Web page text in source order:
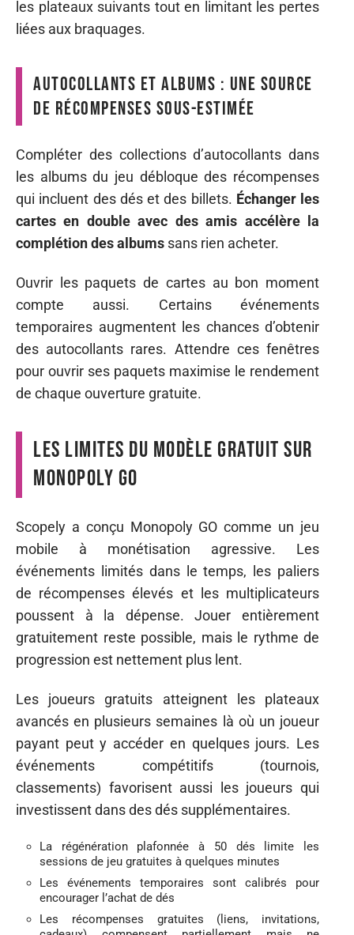
les plateaux suivants tout en limitant les pertes
liées aux braquages.
Autocollants et albums : une source
de récompenses sous-estimée
Compléter des collections d’autocollants dans
les albums du jeu débloque des récompenses
qui incluent des dés et des billets. Échanger les
cartes en double avec des amis accélère la
complétion des albums sans rien acheter.
Ouvrir les paquets de cartes au bon moment
compte aussi. Certains événements
temporaires augmentent les chances d’obtenir
des autocollants rares. Attendre ces fenêtres
pour ouvrir ses paquets maximise le rendement
de chaque ouverture gratuite.
Les limites du modèle gratuit sur
Monopoly GO
Scopely a conçu Monopoly GO comme un jeu
mobile à monétisation agressive. Les
événements limités dans le temps, les paliers
de récompenses élevés et les multiplicateurs
poussent à la dépense. Jouer entièrement
gratuitement reste possible, mais le rythme de
progression est nettement plus lent.
Les joueurs gratuits atteignent les plateaux
avancés en plusieurs semaines là où un joueur
payant peut y accéder en quelques jours. Les
événements compétitifs (tournois,
classements) favorisent aussi les joueurs qui
investissent dans des dés supplémentaires.
La régénération plafonnée à 50 dés limite les
sessions de jeu gratuites à quelques minutes
Les événements temporaires sont calibrés pour
encourager l’achat de dés
Les récompenses gratuites (liens, invitations,